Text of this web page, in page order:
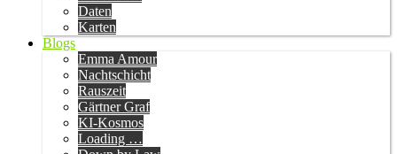
Daten
Karten
Blogs
Emma Amour
Nachtschicht
Rauszeit
Gärtner Graf
KI-Kosmos
Loading …